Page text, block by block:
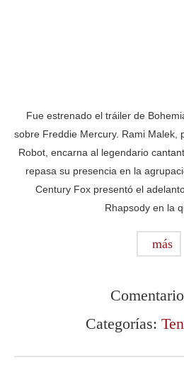
Fue estrenado el tráiler de
sobre Freddie Mercury. Rami Malek,
Robot, encarna al legendario
repasa su presencia en la
Century Fox presentó el
Rhapsody en la
más
Categorías: